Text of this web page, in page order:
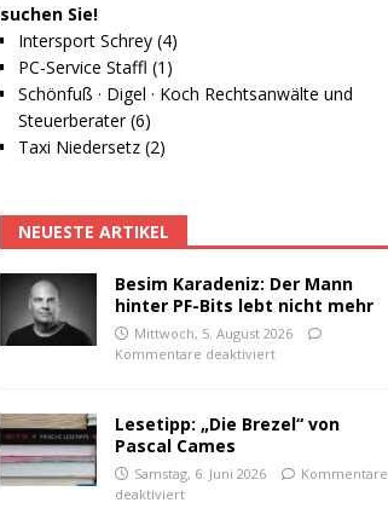
suchen Sie!
Intersport Schrey (4)
PC-Service Staffl (1)
Schönfuß · Digel · Koch Rechtsanwälte und
Steuerberater (6)
Taxi Niedersetz (2)
NEUESTE ARTIKEL
Besim Karadeniz: Der Mann
hinter PF-Bits lebt nicht mehr
Mittwoch, 5. August 2026
Kommentare deaktiviert
Lesetipp: „Die Brezel“ von
Pascal Cames
Samstag, 6. Juni 2026
Kommentare
deaktiviert